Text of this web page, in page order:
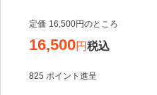
定価 16,500 のところ
16,500 税込
825 ポイント進呈